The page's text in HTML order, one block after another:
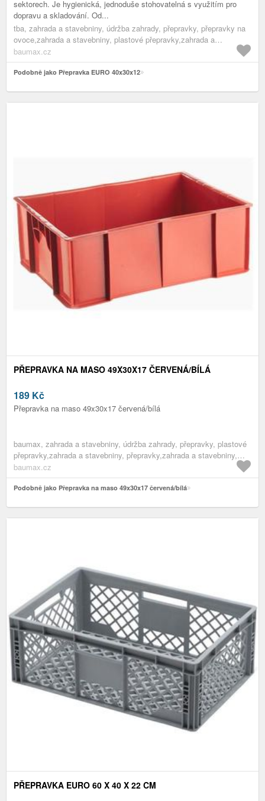
sektorech. Je hygienická, jednoduše stohovatelná s využitím pro
dopravu a skladování. Od...
tba, zahrada a stavebniny, údržba zahrady, přepravky, přepravky na
ovoce,zahrada a stavebniny, plastové přepravky,zahrada a
stavebniny, přepravky,zahrada a stavebniny, pomocníci do
baumax.cz
Podobně jako Přepravka EURO 40x30x12
PŘEPRAVKA NA MASO 49X30X17 ČERVENÁ/BÍLÁ
189 Kč
Přepravka na maso 49x30x17 červená/bílá
baumax, zahrada a stavebniny, údržba zahrady, přepravky, plastové
přepravky,zahrada a stavebniny, přepravky,zahrada a stavebniny,
pomocníci do zahrady,zahrada a stavebniny, údržba zahrady,zahrada
baumax.cz
Podobně jako Přepravka na maso 49x30x17 červená/bílá
PŘEPRAVKA EURO 60 X 40 X 22 CM